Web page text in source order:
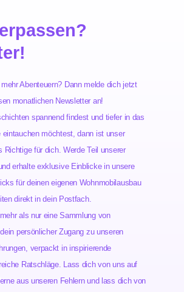
Abenteuern? Dann melde dich jetzt
monatlichen Newsletter an!
spannend findest und tiefer in das
eintauchen möchtest, dann ist unser
Richtige für dich. Werde Teil unserer
erhalte exklusive Einblicke in unsere
für deinen eigenen Wohnmobilausbau
direkt in dein Postfach.
als nur eine Sammlung von
persönlicher Zugang zu unseren
verpackt in inspirierende
Ratschläge. Lass dich von uns auf
aus unseren Fehlern und lass dich von